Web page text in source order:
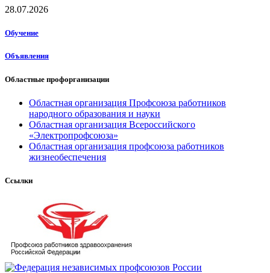
28.07.2026
Обучение
Объявления
Областные профорганизации
Областная организация Профсоюза работников
народного образования и науки
Областная организация Всероссийского
«Электропрофсоюза»
Областная организация профсоюза работников
жизнеобеспечения
Ссылки